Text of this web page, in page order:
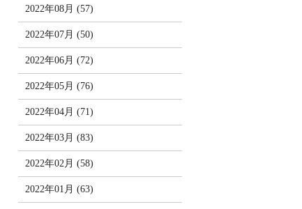
2022年08月 (57)
2022年07月 (50)
2022年06月 (72)
2022年05月 (76)
2022年04月 (71)
2022年03月 (83)
2022年02月 (58)
2022年01月 (63)